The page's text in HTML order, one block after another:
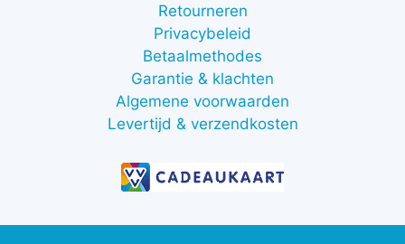
Retourneren
Privacybeleid
Betaalmethodes
Garantie & klachten
Algemene voorwaarden
Levertijd & verzendkosten